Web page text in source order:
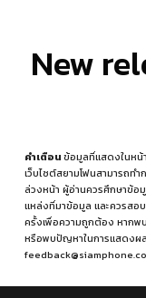
New
คำเตือนข้อมูลที่แสดงในหน้
เว็บไซต์สยามโฟนสามารถท
ล่วงหน้า ผู้อ่านควรศึกษาข้อ
แหล่งที่มาข้อมูล และควรสอ
ครั้งเพื่อความถูกต้อง หากพ
หรือพบปัญหาในการแสดงผล